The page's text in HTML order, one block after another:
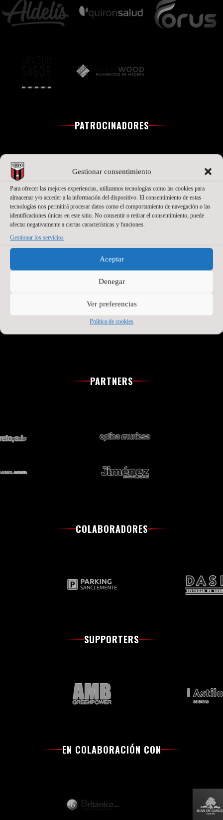
Gestionar consentimiento
Para ofrecer las mejores experiencias, utilizamos tecnologías como las cookies para
almacenar y/o acceder a la información del dispositivo. El consentimiento de estas
tecnologías nos permitirá procesar datos como el comportamiento de navegación o las
identificaciones únicas en este sitio. No consentir o retirar el consentimiento, puede
afectar negativamente a ciertas características y funciones.
Gestionar los servicios
Aceptar
Denegar
Ver preferencias
Política de cookies
PATROCINADORES
PATROCINADORES OFICIALES + BASE
PARTNERS
COLABORADORES
SUPPORTERS
EN COLABORACIÓN CON